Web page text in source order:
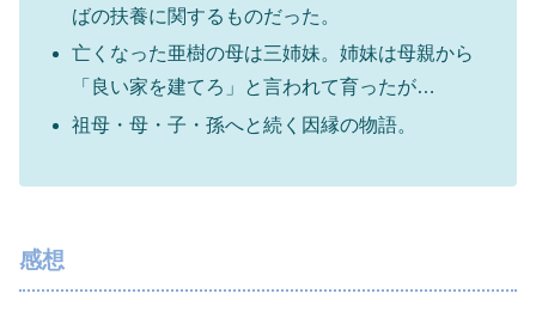
ばの扶養に関するものだった。
亡くなった亜樹の母は三姉妹。姉妹は母親から
「良い家を建てろ」と言われて育ったが…
祖母・母・子・孫へと続く因縁の物語。
感想